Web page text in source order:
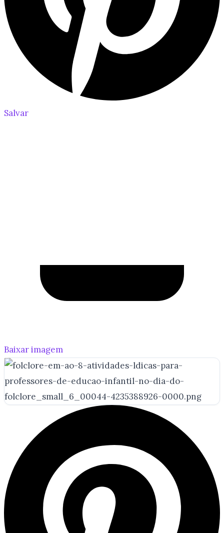
Salvar
Baixar imagem